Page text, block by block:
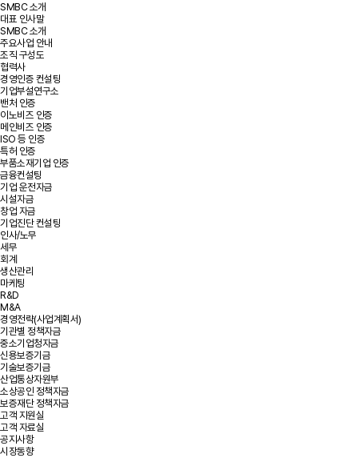
SMBC 소개
대표 인사말
SMBC 소개
주요사업 안내
조직 구성도
협력사
경영인증 컨설팅
기업부설연구소
밴처 인증
이노비즈 인증
메인비즈 인증
ISO 등 인증
특허 인증
부품소재기업 인증
금융컨설팅
기업 운전자금
시설자금
창업 자금
기업진단 컨설팅
인사/노무
세무
회계
생산관리
마케팅
R&D
M&A
경영전략(사업계획서)
기관별 정책자금
중소기업청자금
신용보증기금
기술보증기금
산업통상자원부
소상공인 정책자금
보증재단 정책자금
고객 지원실
고객 자료실
공지사항
시장동향